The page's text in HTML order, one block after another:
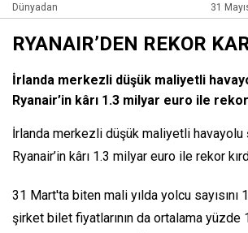
Dünyadan 31
RYANAIR’DEN REKOR
İrlanda merkezli düşük maliyetli
Ryanair’in kârı 1.3 milyar euro ile rekor
İrlanda merkezli düşük maliyetli havayolu
Ryanair’in kârı 1.3 milyar euro ile rekor
31 Mart'ta biten mali yılda yolcu sayısını
şirket bilet fiyatlarının da ortalama yüzde